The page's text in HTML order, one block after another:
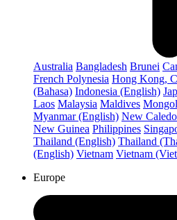
Australia Bangladesh Brunei
French Polynesia Hong Kong,
(Bahasa) Indonesia (English)
Laos Malaysia Maldives
Myanmar (English) New
New Guinea Philippines
Thailand (English) Thailand
(English) Vietnam Vietnam
Europe